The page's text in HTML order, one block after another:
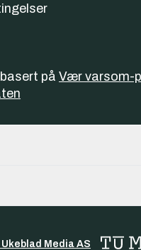
på Vær varsom-
Media AS